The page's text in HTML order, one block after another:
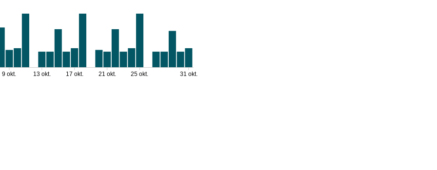
9 okt. 13 okt. 17 okt. 21 okt. 25 okt. 31 okt.